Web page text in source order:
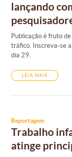
lançando
Publicação é fruto
tráfico. Inscreva-se
dia 29.
LEIA MAIS
Reportagem
Trabalho
atinge